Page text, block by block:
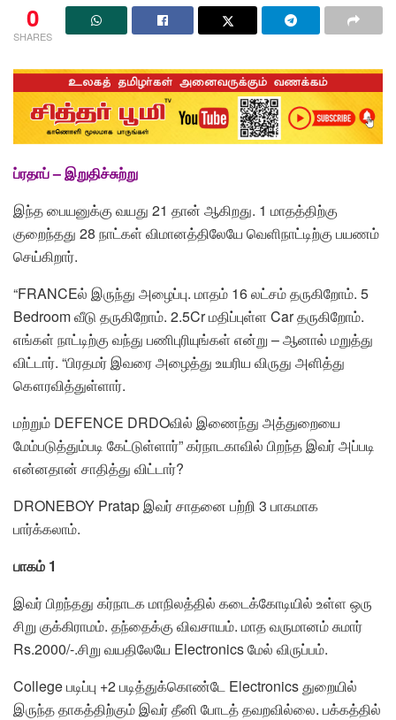
0
SHARES
ப்ரதாப் – இறுதிச்சுற்று
இந்த பையனுக்கு வயது 21 தான் ஆகிறது. 1 மாதத்திற்கு
குறைந்தது 28 நாட்கள் விமானத்திலேயே வெளிநாட்டிற்கு பயணம்
செய்கிறார்.
“FRANCEல் இருந்து அழைப்பு. மாதம் 16 லட்சம் தருகிறோம். 5
Bedroom வீடு தருகிறோம். 2.5Cr மதிப்புள்ள Car தருகிறோம்.
எங்கள் நாட்டிற்கு வந்து பணிபுரியுங்கள் என்று – ஆனால் மறுத்து
விட்டார். “பிரதமர் இவரை அழைத்து உயரிய விருது அளித்து
கௌரவித்துள்ளார்.
மற்றும் DEFENCE DRDOவில் இணைந்து அத்துறையை
மேம்படுத்தும்படி கேட்டுள்ளார்” கர்நாடகாவில் பிறந்த இவர் அப்படி
என்னதான் சாதித்து விட்டார்?
DRONEBOY Pratap இவர் சாதனை பற்றி 3 பாகமாக
பார்க்கலாம்.
பாகம் 1
இவர் பிறந்தது கர்நாடக மாநிலத்தில் கடைக்கோடியில் உள்ள ஒரு
சிறு குக்கிராமம். தந்தைக்கு விவசாயம். மாத வருமானம் சுமார்
Rs.2000/-.சிறு வயதிலேயே Electronics மேல் விருப்பம்.
College படிப்பு +2 படித்துக்கொண்டே Electronics துறையில்
இருந்த தாகத்திற்கும் இவர் தீனி போடத் தவறவில்லை. பக்கத்தில்